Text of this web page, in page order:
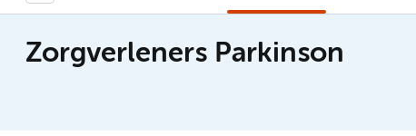
Zorgverleners Parkinson